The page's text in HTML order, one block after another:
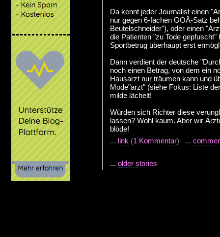
Da kennt jeder Journalist einen
nur gegen 6-fachen GOÄ-Satz
Beutelschneider"), oder einen
die Patienten "zu Tode
Sportbetrug überhaupt erst
Dann verdient der deutsche
noch einen Betrag, von dem ein
Hausarzt nur träumen kann und
Mode"arzt" (siehe Fokus: Liste
milde lächelt!
Würden sich Richter diese
lassen? Wohl kaum. Aber wir
blöde!
... link (1 Kommentar) ...
... older stories